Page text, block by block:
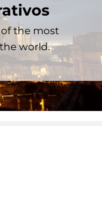
the most
world.